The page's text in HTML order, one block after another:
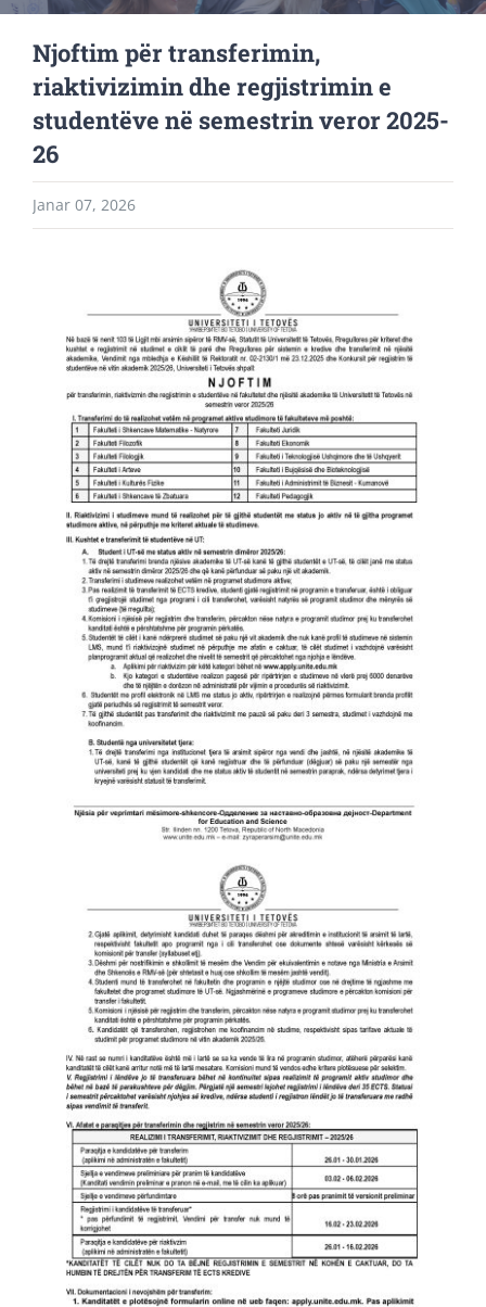
Njoftim për transferimin,
riaktivizimin dhe regjistrimin e
studentëve në semestrin veror 2025-
26
Janar 07, 2026